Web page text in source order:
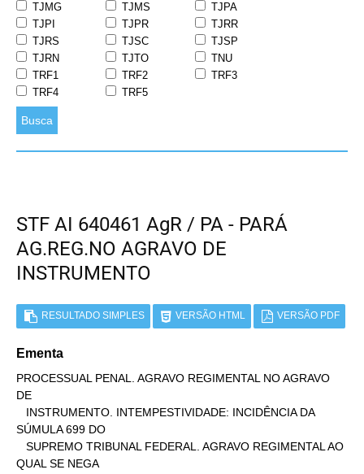
TJMG
TJMS
TJPA
TJPI
TJPR
TJRR
TJRS
TJSC
TJSP
TJRN
TJTO
TNU
TRF1
TRF2
TRF3
TRF4
TRF5
Busca
STF AI 640461 AgR / PA - PARÁ
AG.REG.NO AGRAVO DE
INSTRUMENTO
RESULTADO SIMPLES VERSÃO HTML VERSÃO PDF
Ementa
PROCESSUAL PENAL. AGRAVO REGIMENTAL NO AGRAVO
DE
SÚMULA 699 DO
QUAL SE NEGA